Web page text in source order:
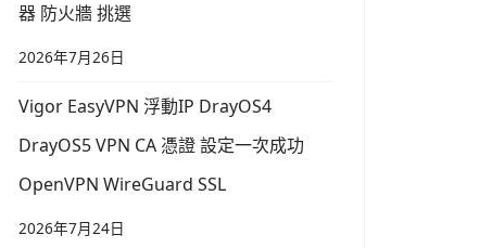
器 防火牆 挑選
2026年7月26日
Vigor EasyVPN 浮動IP DrayOS4
DrayOS5 VPN CA 憑證 設定一次成功
OpenVPN WireGuard SSL
2026年7月24日